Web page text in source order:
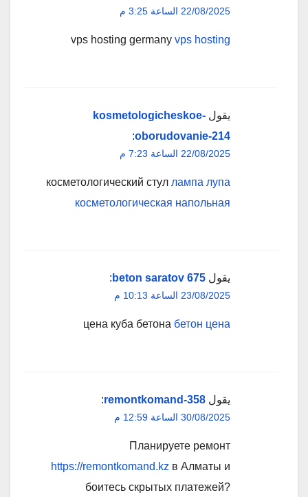
22/08/2025 الساعة 3:25 م
vps hosting germany vps hosting
يقول kosmetologicheskoe-
oborudovanie-214
:
22/08/2025 الساعة 7:23 م
косметологический стул лампа лупа
косметологическая напольная
يقول beton saratov 675
:
23/08/2025 الساعة 10:13 م
цена куба бетона бетон цена
يقول remontkomand-358
:
30/08/2025 الساعة 12:59 م
Планируете ремонт
https://remontkomand.kz в Алматы и
боитесь скрытых платежей?